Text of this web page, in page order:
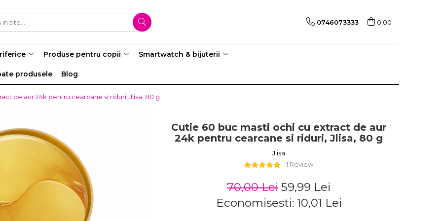
0746073333 0,00
Produse pentru copii Smartwatch & bijuterii
produsele Blog
de aur 24k pentru cearcane si riduri, Jlisa, 80 g
Cutie 60 buc masti ochi cu extract de aur
24k pentru cearcane si riduri, Jlisa, 80 g
Jlisa
1 Review
70,00 Lei 59,99 Lei
Economisesti: 10,01 Lei